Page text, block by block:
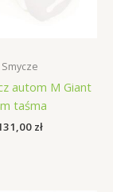
Smycze
autom M Giant
taśma
zł